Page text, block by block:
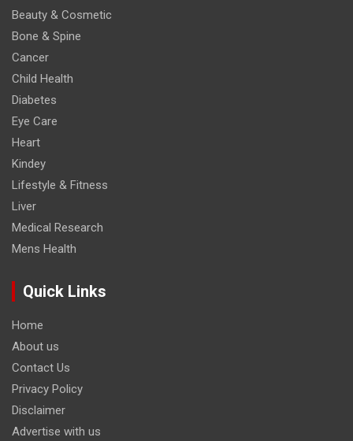
Beauty & Cosmetic
Bone & Spine
Cancer
Child Health
Diabetes
Eye Care
Heart
Kindey
Lifestyle & Fitness
Liver
Medical Research
Mens Health
Quick Links
Home
About us
Contact Us
Privacy Policy
Disclaimer
Advertise with us